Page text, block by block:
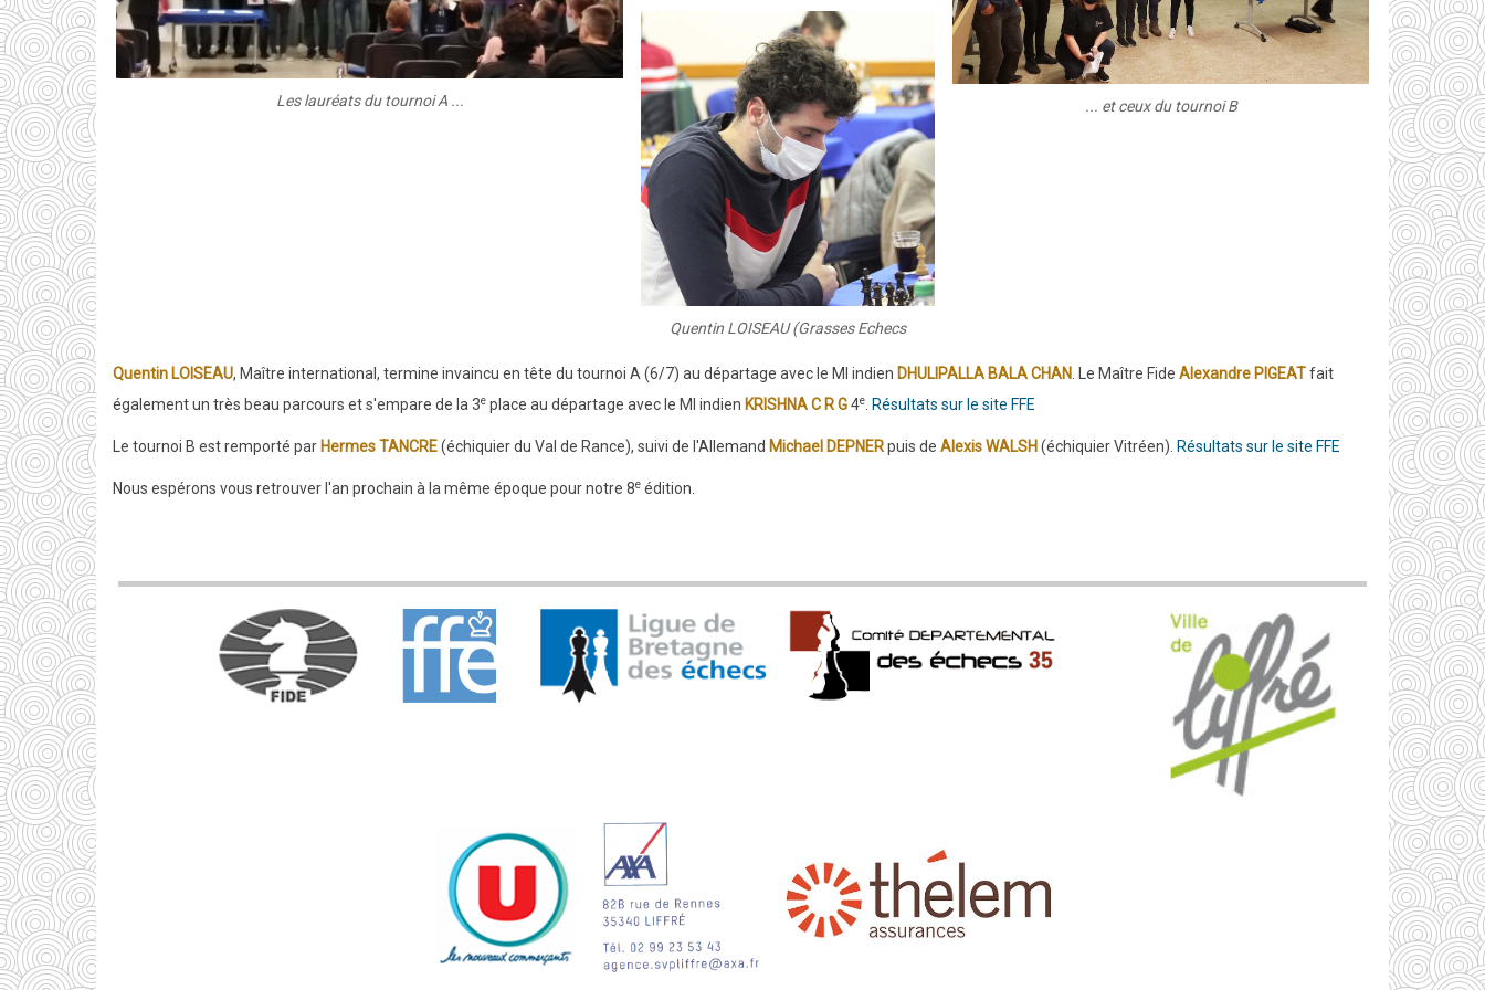
Les lauréats du tournoi A ... ... et ceux du tournoi B
Quentin LOISEAU (Grasses Echecs
Quentin LOISEAU, Maître international, termine invaincu en tête du tournoi A (6/7) au départage avec le MI indien DHULIPALLA BALA CHAN . Le Maître Fide Alexandre PIGEATfait
également un très beau parcours et s'empare de la 3e place au départage avec le MI indien KRISHNA C R G4e Résultats sur le site FFE
Le tournoi B est remporté par Hermes TANCRE(échiquier du Val de Rance), suivi de l'Allemand Michael DEPNERpuis de Alexis WALSH (échiquier Vitréen). Résultats sur le site FFE
Nous espérons vous retrouver l'an prochain à la même époque pour notre 8e édition.